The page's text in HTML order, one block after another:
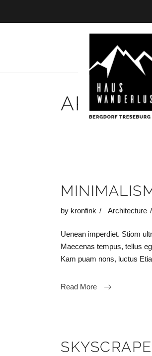
by kronfink Architecture
Uenean imperdiet. Stiom
Maecenas tempus, tellus
Kam puam nons, luctus
Read More